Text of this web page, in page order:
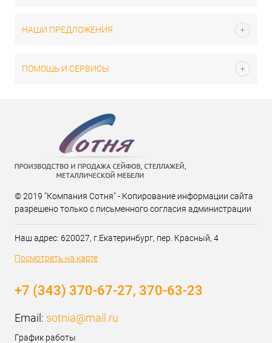
НАШИ ПРЕДЛОЖЕНИЯ
ПОМОЩЬ И СЕРВИСЫ
© 2019 "Компания Сотня" - Копирование информации сайта
разрешено только с письменного согласия администрации
Наш адрес: 620027, г.Екатеринбург, пер. Красный, 4
Посмотреть на карте
+7 (343) 370-67-27, 370-63-23
Email: sotnia@mail.ru
График работы